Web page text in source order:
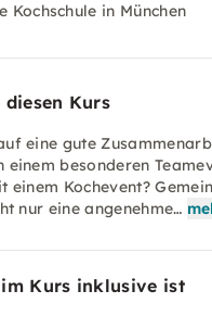
Kochschule in München
diesen Kurs
eine gute
einem besonderen
einem Kochevent?
nur eine angenehme…
im Kurs inklusive ist